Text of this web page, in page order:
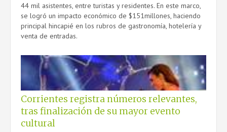
44 mil asistentes, entre turistas y residentes. En este marco,
se logró un impacto económico de $151millones, haciendo
principal hincapié en los rubros de gastronomía, hotelería y
venta de entradas.
Corrientes registra números relevantes,
tras finalización de su mayor evento
cultural